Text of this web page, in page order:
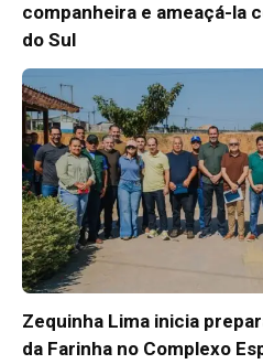
companheira e ameaçá-la
do Sul
Zequinha Lima inicia
da Farinha no Complexo